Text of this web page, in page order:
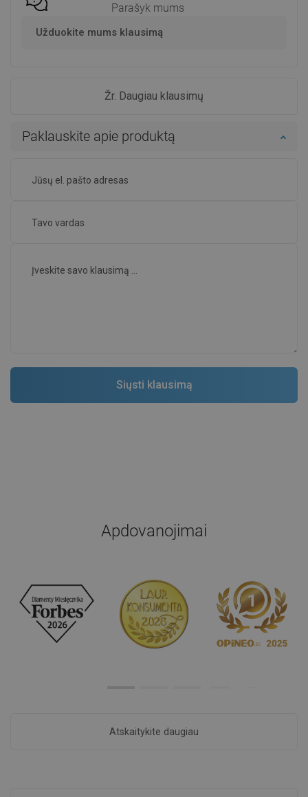
Parašyk mums
Užduokite mums klausimą
Žr. Daugiau klausimų
Paklauskite apie produktą
Apdovanojimai
Atskaitykite daugiau